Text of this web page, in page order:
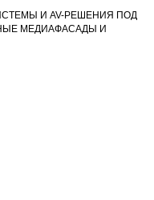
И AV-РЕШЕНИЯ ПОД
МЕДИАФАСАДЫ И